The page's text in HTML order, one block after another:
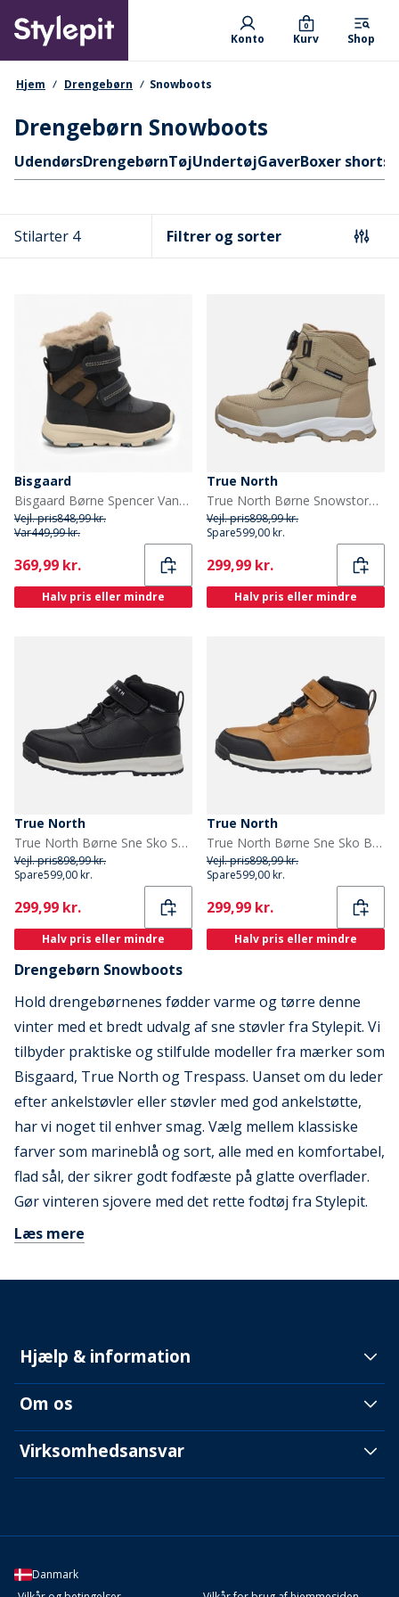
main
content
Primary departments
Konto Kurv
0
Shop
navigationssti
Hjem Drengebørn Snowboots
Drengebørn Snowboots
Hurtige links
UdendørsDrengebørnTøjUndertøjGaverBoxer shorts
Stilarter 4 Filtrer og sorter
Bisgaard
Bisgaard Børne Spencer Vandtætte Tex Støvler Navy
Vejl. pris848,99 kr.
Var449,99 kr.
Current
369,99 kr.
Halv pris eller mindre
True North
True North Børne Snowstorm Sko Sand
Vejl. pris898,99 kr.
Spare599,00 kr.
Current
299,99 kr.
Halv pris eller mindre
True North
True North Børne Sne Sko Sort
Vejl. pris898,99 kr.
Spare599,00 kr.
Current
299,99 kr.
Halv pris eller mindre
True North
True North Børne Sne Sko Brun
Vejl. pris898,99 kr.
Spare599,00 kr.
Current
299,99 kr.
Halv pris eller mindre
Drengebørn Snowboots
Hold drengebørnenes fødder varme og tørre denne
vinter med et bredt udvalg af sne støvler fra Stylepit. Vi
tilbyder praktiske og stilfulde modeller fra mærker som
Bisgaard, True North og Trespass. Uanset om du leder
efter ankelstøvler eller støvler med god ankelstøtte,
har vi noget til enhver smag. Vælg mellem klassiske
farver som marineblå og sort, alle med en komfortabel,
flad sål, der sikrer godt fodfæste på glatte overflader.
Gør vinteren sjovere med det rette fodtøj fra Stylepit.
Læs mere
Hjælp & information
Om os
Virksomhedsansvar
Danmark